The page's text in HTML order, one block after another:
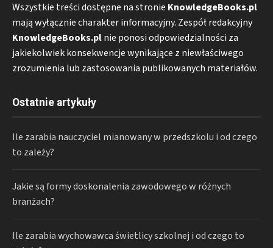
Wszystkie treści dostępne na stronie KnowledgeBooks.pl
mają wyłącznie charakter informacyjny. Zespół redakcyjny
KnowledgeBooks.plnie ponosi odpowiedzialności za
jakiekolwiek konsekwencje wynikające z niewłaściwego
zrozumienia lub zastosowania publikowanych materiałów.
Ostatnie artykuły
Ile zarabia nauczyciel mianowany w przedszkolu i od czego
to zależy?
Jakie są formy doskonalenia zawodowego w różnych
branżach?
Ile zarabia wychowawca świetlicy szkolnej i od czego to